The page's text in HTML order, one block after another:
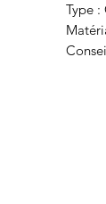
Type :